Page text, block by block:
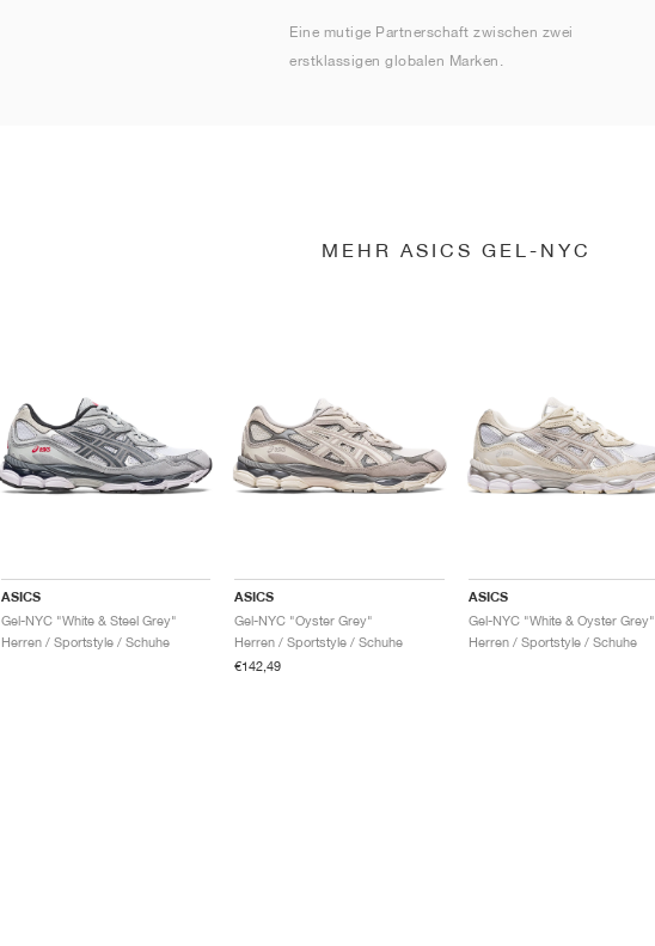
Eine mutige Partnerschaft zwischen zwei
erstklassigen globalen Marken.
MEHR ASICS GEL-NYC
ASICS
Gel-NYC "White & Steel Grey"
Herren / Sportstyle / Schuhe
ASICS
Gel-NYC "Oyster Grey"
Herren / Sportstyle / Schuhe
€142,49
ASICS
Gel-NYC "White & Oyster Grey"
Herren / Sportstyle / Schuhe